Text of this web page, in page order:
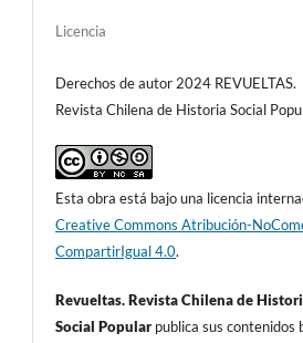
Licencia
Derechos de autor 2024 REVUELTAS.
Revista Chilena de Historia Social
Esta obra está bajo una licencia
Creative Commons Atribución-
CompartirIgual 4.0.
Revueltas. Revista Chilena de
Social Popularpublica sus contenidos